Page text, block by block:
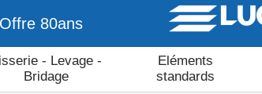
Offre 80ans
- Levage -
Bridage
Eléments
standards